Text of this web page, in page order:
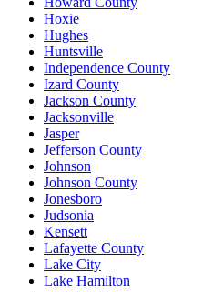
Hoxie
Hughes
Huntsville
Independence County
Izard County
Jackson County
Jacksonville
Jasper
Jefferson County
Johnson
Johnson County
Jonesboro
Judsonia
Kensett
Lafayette County
Lake City
Lake Hamilton